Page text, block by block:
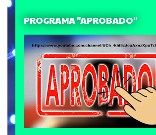
PROGRAMA "APROBADO"